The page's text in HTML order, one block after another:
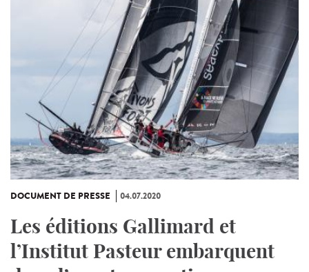
DOCUMENT DE PRESSE 04.07.2020
Les éditions Gallimard et
l’Institut Pasteur embarquent